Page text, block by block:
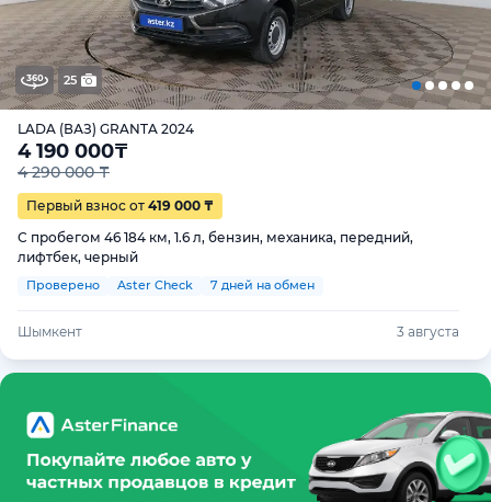
25
LADA (ВАЗ) GRANTA 2024
4 190 000₸
4 290 000 ₸
Первый взнос от 419 000 ₸
С пробегом 46 184 км, 1.6 л, бензин, механика, передний,
лифтбек, черный
Проверено Aster Check 7 дней на обмен
Шымкент 3 августа